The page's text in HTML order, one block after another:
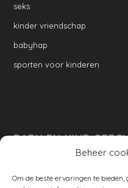
Beheer
Om de beste ervaringen te
seks
kinder vriendschap
babyhap
sporten voor kinderen
BABY EN KIND
Ontwikkeling per week